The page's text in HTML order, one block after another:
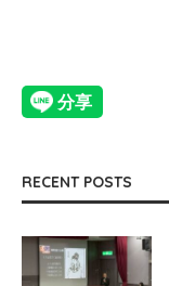
RECENT POSTS